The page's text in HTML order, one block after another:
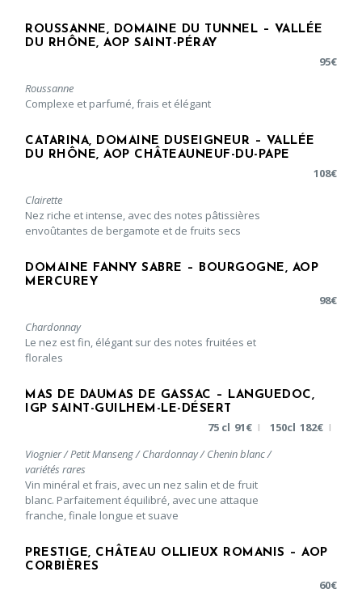
ROUSSANNE, DOMAINE DU TUNNEL – VALLÉE
DU RHÔNE, AOP SAINT-PÉRAY
95€
Roussanne
Complexe et parfumé, frais et élégant
CATARINA, DOMAINE DUSEIGNEUR – VALLÉE
DU RHÔNE, AOP CHÂTEAUNEUF-DU-PAPE
108€
Clairette
Nez riche et intense, avec des notes pâtissières
envoûtantes de bergamote et de fruits secs
DOMAINE FANNY SABRE – BOURGOGNE, AOP
MERCUREY
98€
Chardonnay
Le nez est fin, élégant sur des notes fruitées et
florales
MAS DE DAUMAS DE GASSAC – LANGUEDOC,
IGP SAINT-GUILHEM-LE-DÉSERT
75 cl 91€ | 150cl 182€ |
Viognier / Petit Manseng / Chardonnay / Chenin blanc /
variétés rares
Vin minéral et frais, avec un nez salin et de fruit
blanc. Parfaitement équilibré, avec une attaque
franche, finale longue et suave
PRESTIGE, CHÂTEAU OLLIEUX ROMANIS – AOP
CORBIÈRES
60€